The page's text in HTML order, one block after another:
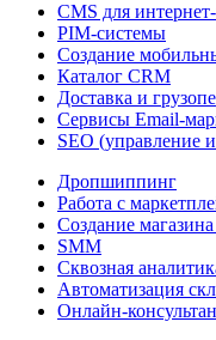
CMS для
PIM-системы
Создание
Каталог CRM
Доставка и
Сервисы Email-
SEO (управление
Дропшиппинг
Работа с
Создание
SMM
Сквозная
Автоматизация
Онлайн-